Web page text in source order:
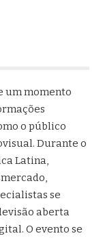
um momento
o público
Durante o
Latina,
se
aberta
O evento se